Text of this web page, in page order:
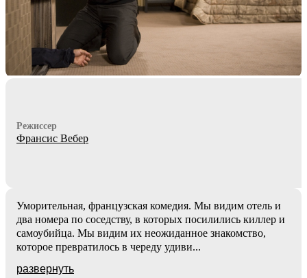
Режиссер
Франсис Вебер
Уморительная, французская комедия. Мы видим отель и
два номера по соседству, в которых посилились киллер и
самоубийца. Мы видим их неожиданное знакомство,
которое превратилось в череду удиви...
развернуть